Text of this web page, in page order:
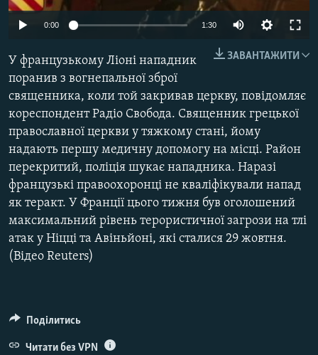
МУЛЬТИМЕДІА
СПЕЦПРОЄКТИ
ПОДКАСТИ
КРИМ РЕАЛІЇ
РУС
УКР
КТАТ
ДОЛУЧАЙСЯ!
Auto 480p
720p 1080p
0:00 1:30
480p
720p
1080p
ЗАВАНТАЖИТИ
У французькому Ліоні нападник
поранив з вогнепальної зброї
священника, коли той закривав церкву, повідомляє
кореспондент Радіо Свобода. Священник грецької
православної церкви у тяжкому стані, йому
надають першу медичну допомогу на місці. Район
перекритий, поліція шукає нападника. Наразі
французькі правоохоронці не кваліфікували напад
як теракт. У Франції цього тижня був оголошений
максимальний рівень терористичної загрози на тлі
атак у Ніцці та Авіньйоні, які сталися 29 жовтня.
(Відео Reuters)
Поділитись
Читати без VPN